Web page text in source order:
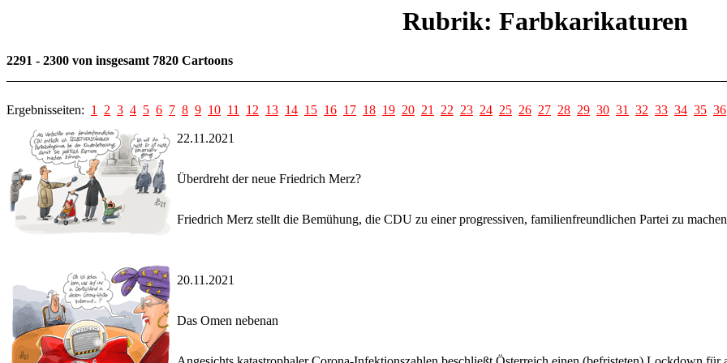
Rubrik: Farbkarikaturen
2291 - 2300 von insgesamt 7820 Cartoons
Ergebnisseiten: 1 2 3 4 5 6 7 8 9 10 11 12 13 14 15 16 17 18 19 20 21 22 23 24 25 26 27 28 29 30 31 32 33 34 35 36
22.11.2021
Überdreht der neue Friedrich Merz?
Friedrich Merz stellt die Bemühung, die CDU zu einer progressiven, familienfreundlichen Partei zu
20.11.2021
Das Omen nebenan